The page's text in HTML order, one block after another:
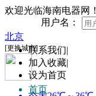
欢迎光临海南电器网！
用户名：
联系我们|
加入收藏|
设为首页
首页